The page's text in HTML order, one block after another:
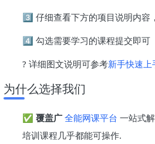
3️⃣ 仔细查看下方的项目说明内容
4️⃣ 勾选需要学习的课程提交即可
? 详细图文说明可参考新手快速上
为什么选择我们
✅ 覆盖广 全能网课平台 一站式
培训课程几乎都能可操作.